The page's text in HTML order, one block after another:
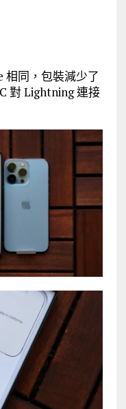
相同，包裝減少了
對 Lightning 連接